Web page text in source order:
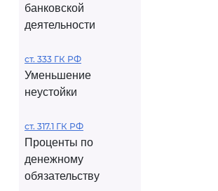
банковской
деятельности
ст. 333 ГК РФ
Уменьшение
неустойки
ст. 317.1 ГК РФ
Проценты по
денежному
обязательству